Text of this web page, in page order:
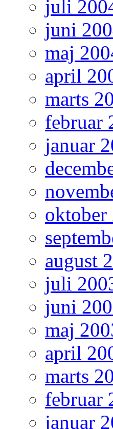
juli
juni
maj
april
marts
februar
januar
oktober
august
juli
juni
maj
april
marts
februar
januar